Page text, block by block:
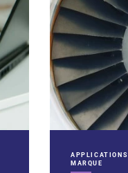
CATÉGORIES :
MARQUE